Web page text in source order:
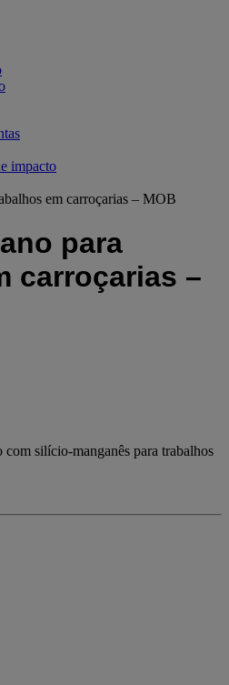
impacto
em carroçarias – MOB
para
carroçarias –
silício-manganês para trabalhos